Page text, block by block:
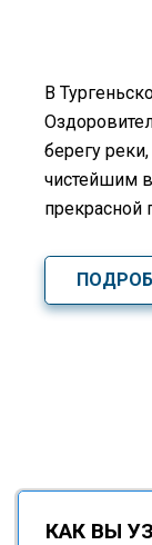
В
берегу
чистейшим
прекрасной
КАК ВЫ